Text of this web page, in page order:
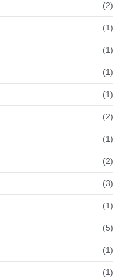
(2)
(1)
(1)
(1)
(1)
(2)
(1)
(2)
(3)
(1)
(5)
(1)
(1)